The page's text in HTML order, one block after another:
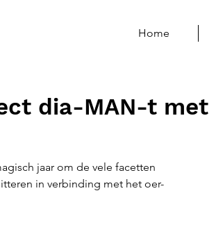
Home
dia-MAN-t met
jaar om de vele facetten
in verbinding met het oer-